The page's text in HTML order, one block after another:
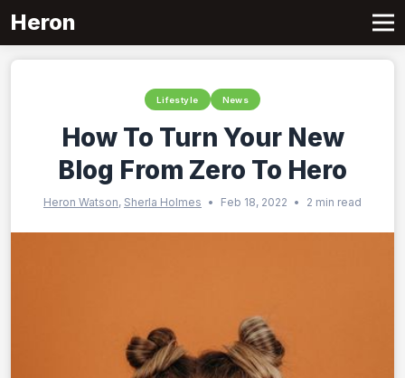
Heron
Lifestyle News
How To Turn Your New
Blog From Zero To Hero
Heron Watson, Sherla Holmes • Feb 18, 2022 • 2 min read